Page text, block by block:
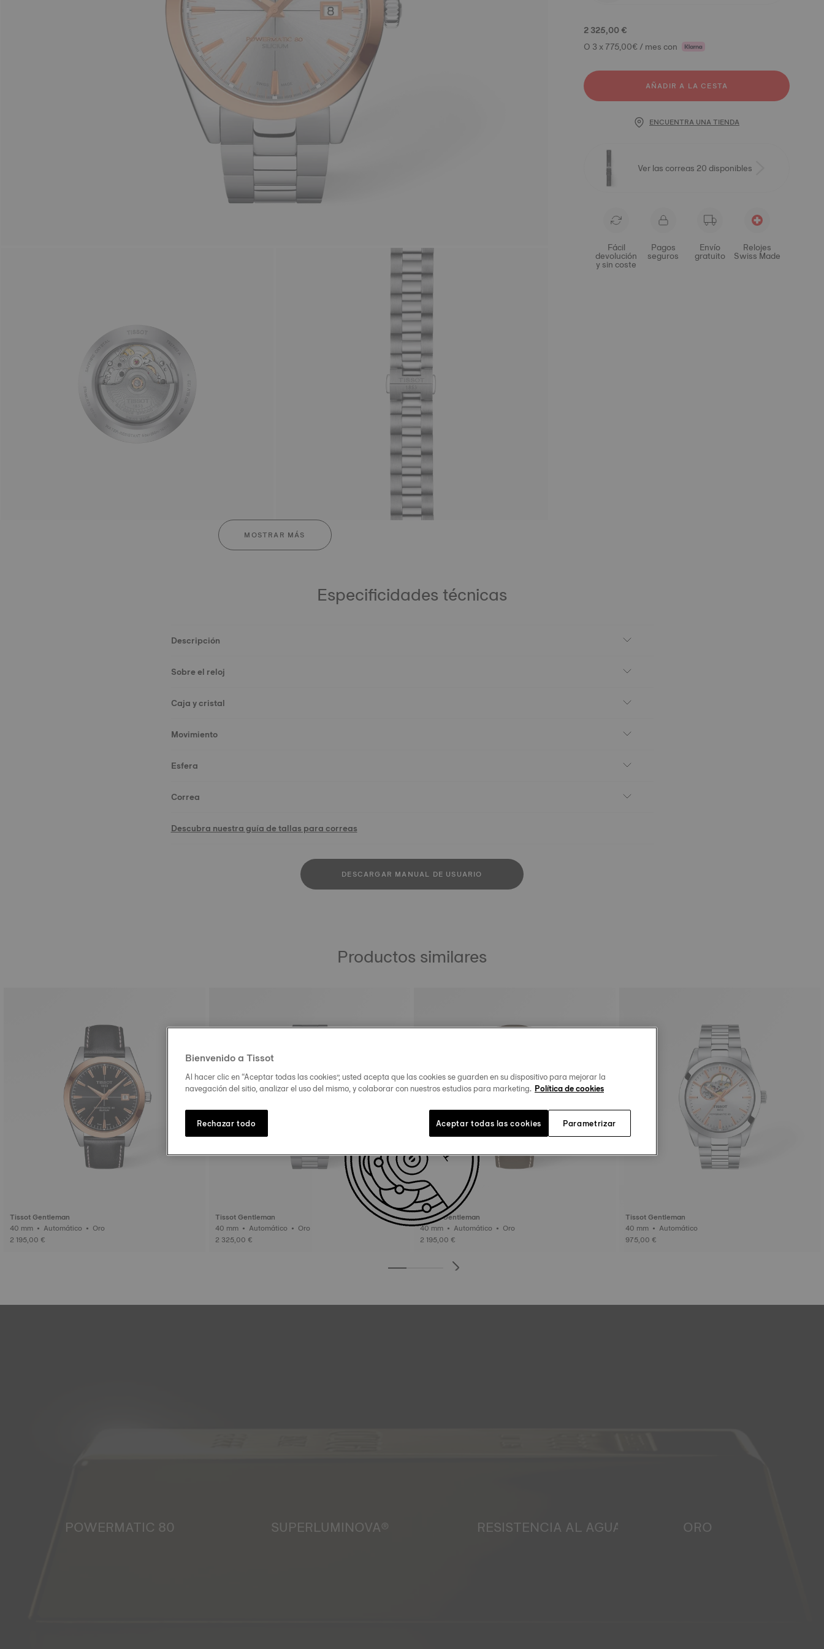
MOSTRAR MÁS
2 325,00 €
O 3 x 775,00€ / mes con
AÑADIR A LA CESTA
ENCUENTRA UNA TIENDA
Ver las correas 20 disponibles
Fácil
devolución
y sin coste
Pagos
seguros
Envío
gratuito
Relojes
Swiss Made
Especificidades técnicas
Descripción
Sobre el reloj
Caja y cristal
Movimiento
Esfera
Correa
Descubra nuestra guía de tallas para correas
DESCARGAR MANUAL DE USUARIO
Productos similares
Tissot Gentleman
40 mm • Automático • Oro
2 195,00 €
Tissot Gentleman
40 mm • Automático • Oro
2 325,00 €
Tissot Gentleman
40 mm • Automático • Oro
2 195,00 €
Tissot Gentleman
40 mm • Automático
975,00 €
POWERMATIC 80 SUPERLUMINOVA® RESISTENCIA AL AGUA ORO
Bienvenido a Tissot
Al hacer clic en “Aceptar todas las cookies”, usted acepta que las cookies se guarden en su dispositivo para mejorar la
navegación del sitio, analizar el uso del mismo, y colaborar con nuestros estudios para marketing. Política de cookies
Parametrizar
Rechazar todo Aceptar todas las cookies